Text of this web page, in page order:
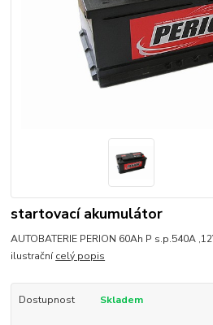
startovací akumulátor
AUTOBATERIE PERION 60Ah P s.p.540A
ilustračnícelý popis
Dostupnost Skladem